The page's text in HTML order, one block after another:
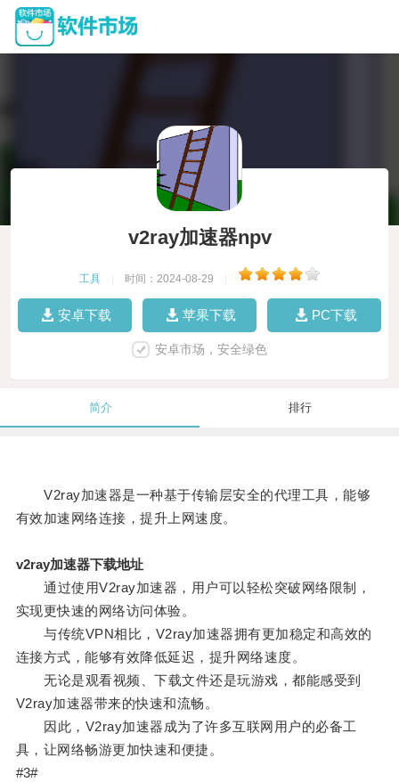
v2ray加速器npv
工具 时间：2024-08-29
安卓下载 苹果下载 PC下载
安卓市场，安全绿色
简介 排行
V2ray加速器是一种基于传输层安全的代理工具，能够
有效加速网络连接，提升上网速度。
v2ray加速器下载地址
通过使用V2ray加速器，用户可以轻松突破网络限制，
实现更快速的网络访问体验。
与传统VPN相比，V2ray加速器拥有更加稳定和高效的
连接方式，能够有效降低延迟，提升网络速度。
无论是观看视频、下载文件还是玩游戏，都能感受到
V2ray加速器带来的快速和流畅。
因此，V2ray加速器成为了许多互联网用户的必备工
具，让网络畅游更加快速和便捷。
#3#